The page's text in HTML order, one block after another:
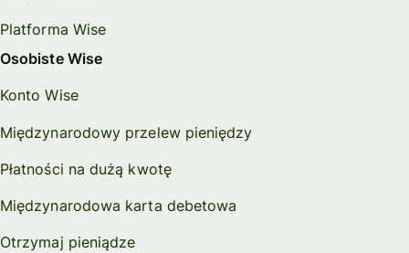
Platforma Wise
Osobiste Wise
Konto Wise
Międzynarodowy przelew pieniędzy
Płatności na dużą kwotę
Międzynarodowa karta debetowa
Otrzymaj pieniądze